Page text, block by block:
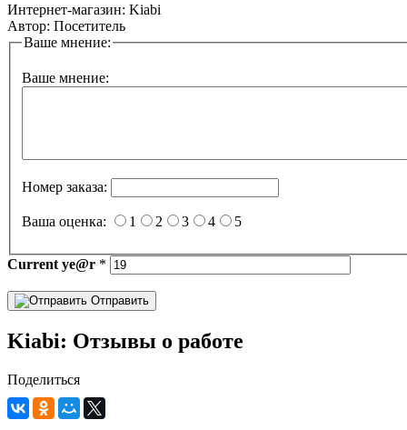
Интернет-магазин: Kiabi
Автор: Посетитель
Ваше мнение:
Ваше мнение:
Номер заказа:
Ваша оценка: 1 2 3 4 5
Current ye@r *
Отправить
Kiabi: Отзывы о работе
Поделиться